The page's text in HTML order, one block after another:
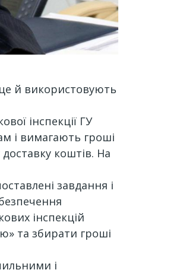
й використовують
інспекції ГУ
і вимагають гроші
коштів. На
завдання і
інспекцій
та збирати гроші
і